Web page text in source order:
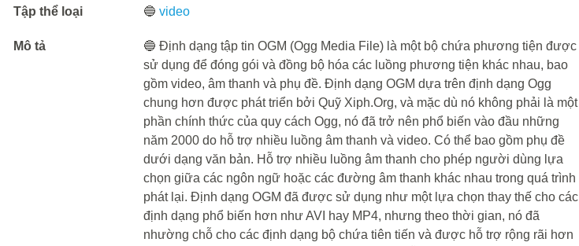
Tập thể loại 🔵video
Mô tả
🔵 Định dạng tập tin OGM (Ogg Media File) là một bộ chứa phương tiện được
sử dụng để đóng gói và đồng bộ hóa các luồng phương tiện khác nhau, bao
gồm video, âm thanh và phụ đề. Định dạng OGM dựa trên định dạng Ogg
chung hơn được phát triển bởi Quỹ Xiph.Org, và mặc dù nó không phải là một
phần chính thức của quy cách Ogg, nó đã trở nên phổ biến vào đầu những
năm 2000 do hỗ trợ nhiều luồng âm thanh và video. Có thể bao gồm phụ đề
dưới dạng văn bản. Hỗ trợ nhiều luồng âm thanh cho phép người dùng lựa
chọn giữa các ngôn ngữ hoặc các đường âm thanh khác nhau trong quá trình
phát lại. Định dạng OGM đã được sử dụng như một lựa chọn thay thế cho các
định dạng phổ biến hơn như AVI hay MP4, nhưng theo thời gian, nó đã
nhường chỗ cho các định dạng bộ chứa tiên tiến và được hỗ trợ rộng rãi hơn